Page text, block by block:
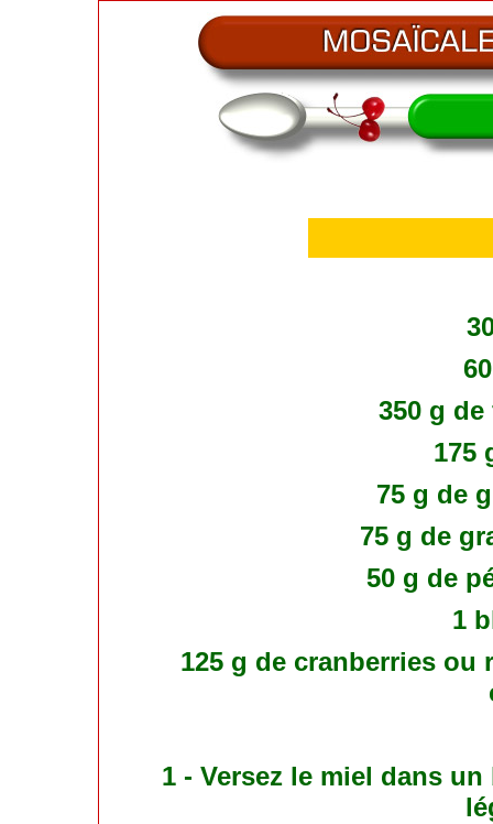
350 g
175
75 g de
75 g de
50 g de
1
125 g de cranberries ou
1 - Versez le miel dans